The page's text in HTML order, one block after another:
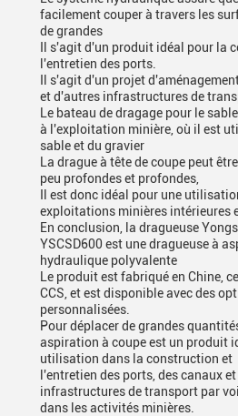
facilement couper à travers les
de grandes
Il s'agit d'un produit idéal pour la
l'entretien des ports.
Il s'agit d'un projet
et d'autres infrastructures de
Le bateau de dragage pour le
à l'exploitation minière, où il est
sable et du gravier
La drague à tête de coupe peut
peu profondes et profondes,
Il est donc idéal pour une
exploitations minières intérieures
En conclusion, la dragueuse
YSCSD600 est une dragueuse à
hydraulique polyvalente
Le produit est fabriqué en Chine,
CCS, et est disponible avec des
personnalisées.
Pour déplacer de grandes
aspiration à coupe est un produit
utilisation dans la construction et
l'entretien des ports, des canaux
infrastructures de transport par
dans les activités minières.